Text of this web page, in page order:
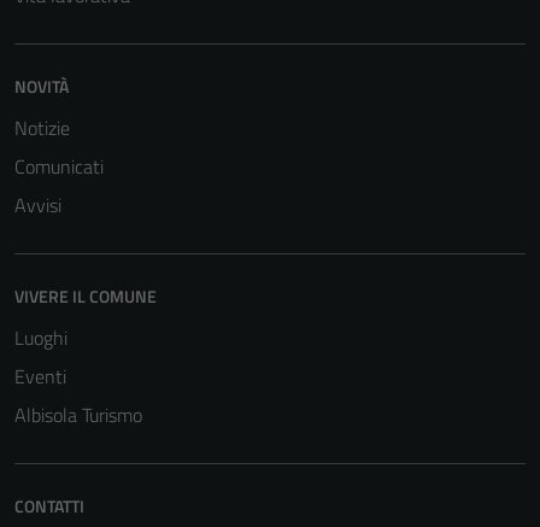
NOVITÀ
Notizie
Comunicati
Avvisi
VIVERE IL COMUNE
Luoghi
Eventi
Albisola Turismo
CONTATTI